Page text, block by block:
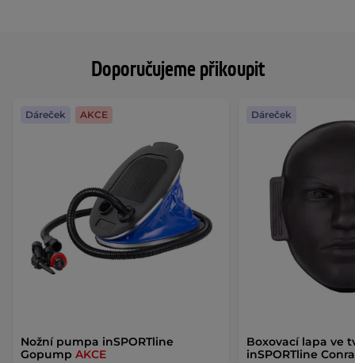
Doporučujeme přikoupit
Nožní pumpa inSPORTline
Gopump AKCE
Dáreček AKCE
Boxovací lapa ve
inSPORTline
Dáreček